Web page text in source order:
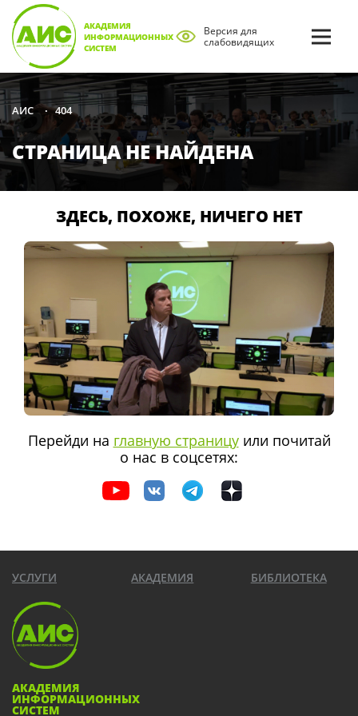
АКАДЕМИЯ
ИНФОРМАЦИОННЫХ
СИСТЕМ
Версия для
слабовидящих
АИС • 404
СТРАНИЦА НЕ НАЙДЕНА
ЗДЕСЬ, ПОХОЖЕ, НИЧЕГО НЕТ
Перейди на главную страницуили почитай
о нас в соцсетях:
УСЛУГИ АКАДЕМИЯ БИБЛИОТЕКА
АКАДЕМИЯ
ИНФОРМАЦИОННЫХ
СИСТЕМ